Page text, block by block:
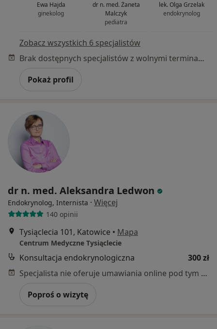
Ewa Hajda
ginekolog
dr n. med. Żaneta
Malczyk
pediatra
lek. Olga Grzelak
endokrynolog
Zobacz wszystkich 6 specjalistów
Brak dostępnych specjalistów z wolnymi terminami w tym centrum medycznym.
Pokaż profil
dr n. med. Aleksandra Ledwon
Endokrynolog, Internista · Więcej
140 opinii
Tysiąclecia 101, Katowice • Mapa
Centrum Medyczne Tysiąclecie
Konsultacja endokrynologiczna
300 zł
Specjalista nie oferuje umawiania online pod tym adresem.
Poproś o wizytę